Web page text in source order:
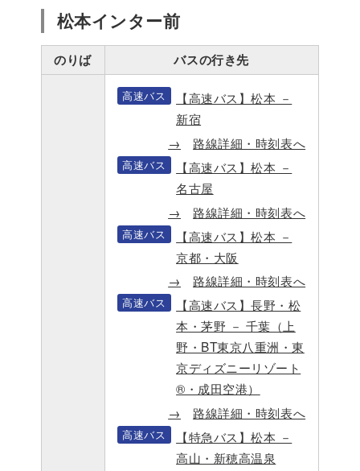
松本インター前
のりば バスの行き先
高速バス
【高速バス】松本 －
新宿
路線詳細・時刻表へ
高速バス
【高速バス】松本 －
名古屋
路線詳細・時刻表へ
高速バス
【高速バス】松本 －
京都・大阪
路線詳細・時刻表へ
高速バス
【高速バス】長野・松
本・茅野 － 千葉（上
野・BT東京八重洲・東
京ディズニーリゾート
®・成田空港）
路線詳細・時刻表へ
高速バス
【特急バス】松本 －
高山・新穂高温泉